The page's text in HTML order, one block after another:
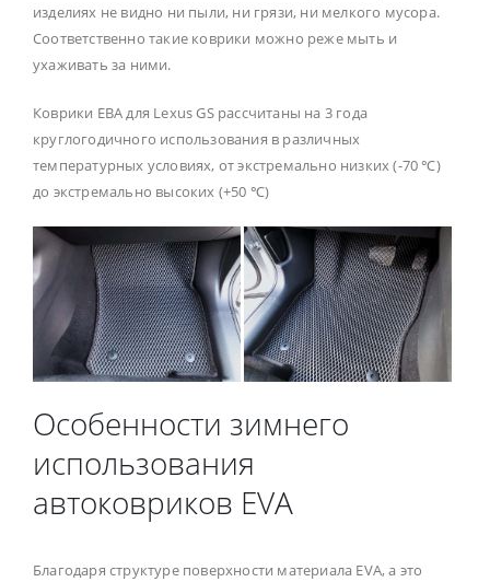
изделиях не видно ни пыли, ни грязи, ни мелкого мусора.
Соответственно такие коврики можно реже мыть и
ухаживать за ними.
Коврики ЕВА для Lexus GS рассчитаны на 3 года
круглогодичного использования в различных
температурных условиях, от экстремально низких (-70 ℃)
до экстремально высоких (+50 ℃)
Особенности зимнего
использования
автоковриков EVA
Благодаря структуре поверхности материала EVA, а это